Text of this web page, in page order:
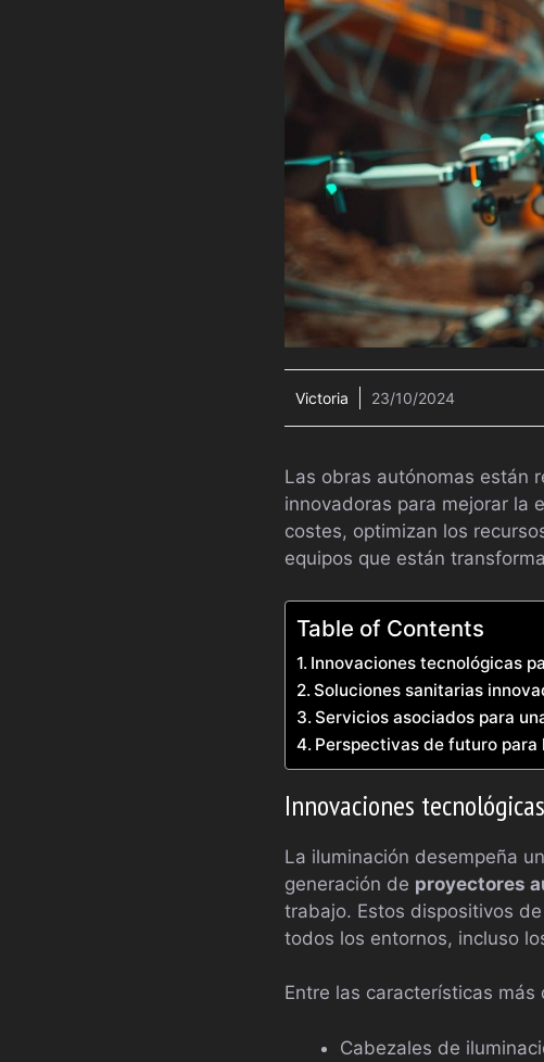
Victoria 23/10/2024
Las obras autónomas están
innovadoras para mejorar la
costes, optimizan los
equipos que están
Table of Contents
Innovaciones tecnológicas
Soluciones sanitarias
Servicios asociados para
Perspectivas de futuro para
Innovaciones
La iluminación desempeña
generación de proyectores
trabajo. Estos dispositivos
todos los entornos, incluso
Entre las características
Cabezales de